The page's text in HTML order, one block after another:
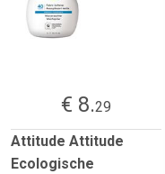
€ 8.29
Attitude Attitude
Ecologische